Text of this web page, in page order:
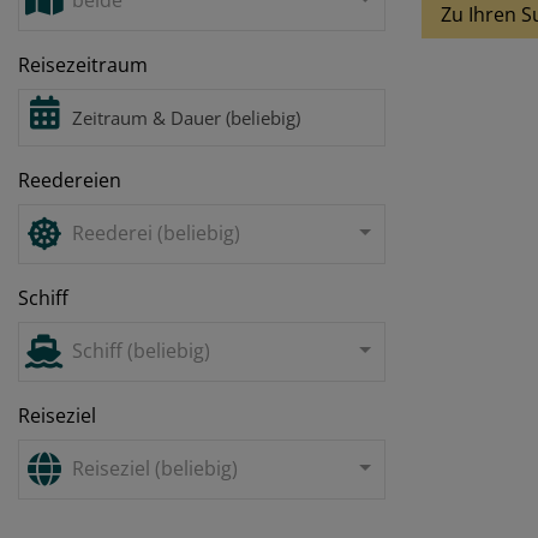
Reisezeitraum
Reedereien
Reederei (beliebig)
Schiff
Schiff (beliebig)
Reiseziel
Reiseziel (beliebig)
Zu Ihren